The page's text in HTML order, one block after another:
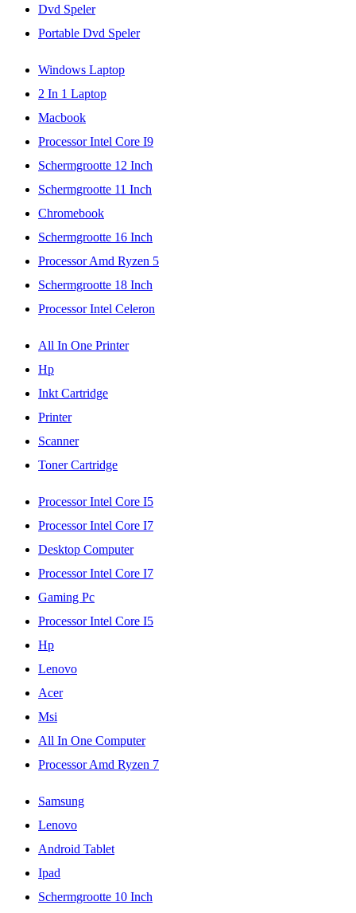
Dvd Speler
Portable Dvd Speler
Windows Laptop
2 In 1 Laptop
Macbook
Processor Intel Core I9
Schermgrootte 12 Inch
Schermgrootte 11 Inch
Chromebook
Schermgrootte 16 Inch
Processor Amd Ryzen 5
Schermgrootte 18 Inch
Processor Intel Celeron
All In One Printer
Hp
Inkt Cartridge
Printer
Scanner
Toner Cartridge
Processor Intel Core I5
Processor Intel Core I7
Desktop Computer
Processor Intel Core I7
Gaming Pc
Processor Intel Core I5
Hp
Lenovo
Acer
Msi
All In One Computer
Processor Amd Ryzen 7
Samsung
Lenovo
Android Tablet
Ipad
Schermgrootte 10 Inch